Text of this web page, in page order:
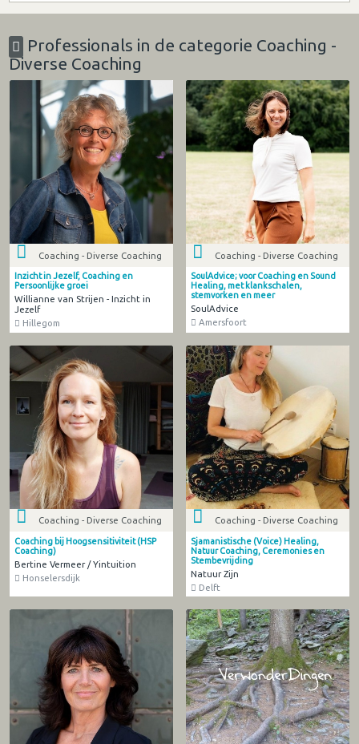
Professionals in de categorie Coaching -
Diverse Coaching
Coaching - Diverse Coaching
Inzicht in Jezelf, Coaching en
Persoonlijke groei
Willianne van Strijen - Inzicht in
Jezelf
Hillegom
Coaching - Diverse Coaching
SoulAdvice; voor Coaching en Sound
Healing, met klankschalen,
stemvorken en meer
SoulAdvice
Amersfoort
Coaching - Diverse Coaching
Coaching bij Hoogsensitiviteit (HSP
Coaching)
Bertine Vermeer / Yintuition
Honselersdijk
Coaching - Diverse Coaching
Sjamanistische (Voice) Healing,
Natuur Coaching, Ceremonies en
Stembevrijding
Natuur Zijn
Delft